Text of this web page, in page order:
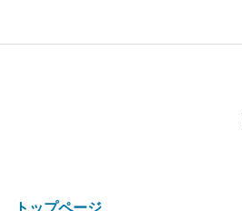
トップページ